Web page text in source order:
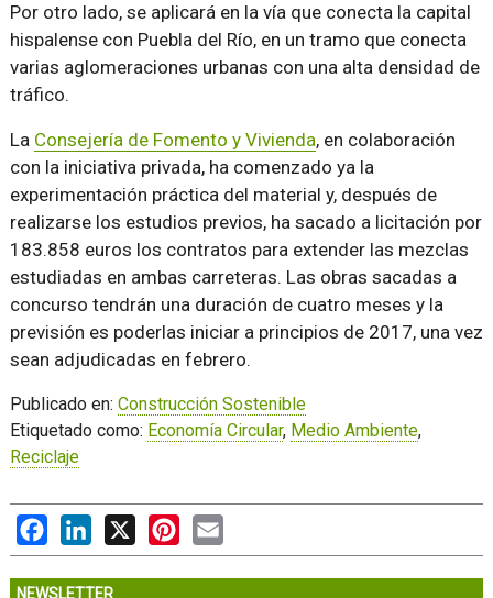
Por otro lado, se aplicará en la vía que conecta la capital
hispalense con Puebla del Río, en un tramo que conecta
varias aglomeraciones urbanas con una alta densidad de
tráfico.
La Consejería de Fomento y Vivienda, en colaboración
con la iniciativa privada, ha comenzado ya la
experimentación práctica del material y, después de
realizarse los estudios previos, ha sacado a licitación por
183.858 euros los contratos para extender las mezclas
estudiadas en ambas carreteras. Las obras sacadas a
concurso tendrán una duración de cuatro meses y la
previsión es poderlas iniciar a principios de 2017, una vez
sean adjudicadas en febrero.
Publicado en: Construcción Sostenible
Etiquetado como: Economía Circular, Medio Ambiente,
Reciclaje
FacebookLinkedIn
X PinterestEmail
NEWSLETTER